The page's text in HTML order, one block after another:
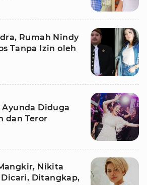
Rumah Nindy
Tanpa Izin oleh
Diduga
dan Teror
Nikita
Ditangkap,